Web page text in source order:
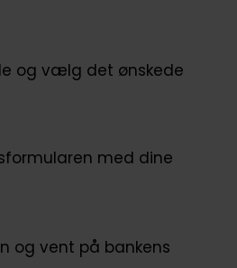
og vælg det ønskede
med dine
og vent på bankens